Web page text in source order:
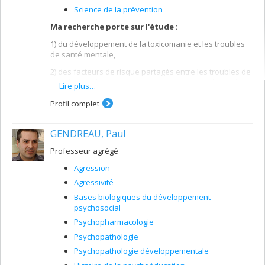
Science de la prévention
Ma recherche porte sur l'étude :
1) du développement de la toxicomanie et les troubles
de santé mentale,
2) des facteurs de risque partagés entre les troubles de
santé mentale, en particulier les troubles extériorisés, et
3) leur prévention.
développement pubertaire et cognitif, prédisent les
problèmes de toxicomanie et la comorbidité
psychopathologique chez les jeunes, et comment la
personnalité et les facteurs environnementaux sont
impliqués dans ces associations.
Lire plus…
Profil complet
GENDREAU, Paul
Professeur agrégé
Agression
Agressivité
Bases biologiques du développement
psychosocial
Psychopharmacologie
Psychopathologie
Psychopathologie développementale